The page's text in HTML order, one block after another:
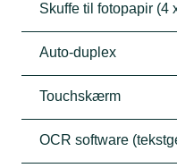
Skuffe til fotopapir (4
Auto-duplex
Touchskærm
OCR software